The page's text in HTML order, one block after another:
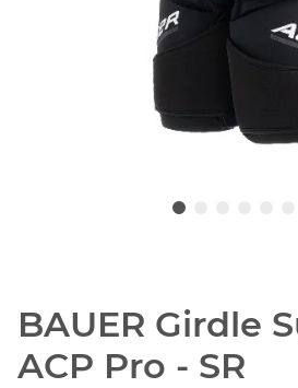
BAUER Girdle
ACP Pro - SR